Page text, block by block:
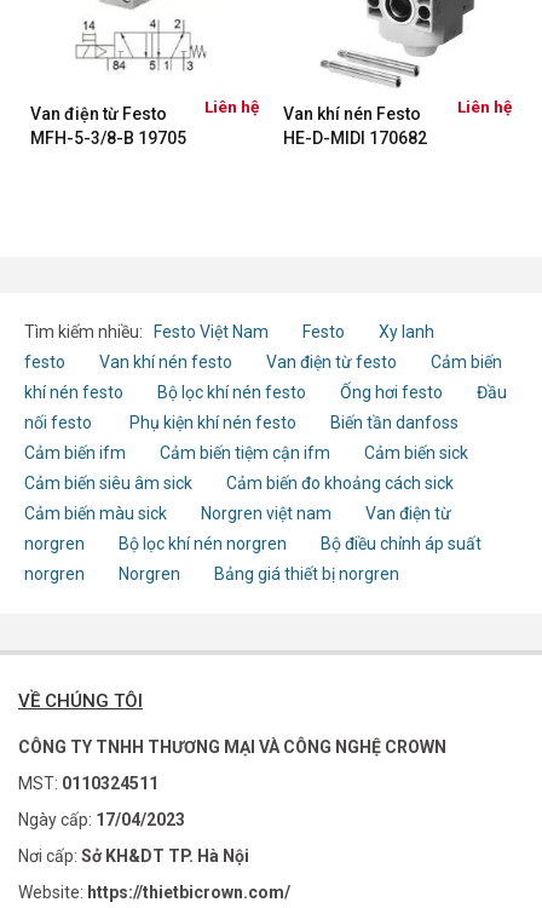
Van điện từ Festo
MFH-5-3/8-B 19705
Liên hệ
Van khí nén Festo
HE-D-MIDI 170682
Liên hệ
Tìm kiếm nhiều: Festo Việt Nam Festo
Xy lanh
festo
Van khí nén festo Van điện từ festo
Cảm biến
khí nén festo
Bộ lọc khí nén festo Ống hơi festo
Đầu
nối festo
Phụ kiện khí nén festo
Biến tần danfoss
Cảm biến ifm
Cảm biến tiệm cận ifm
Cảm biến sick
Cảm biến siêu âm sick
Cảm biến đo khoảng cách sick
Cảm biến màu sick
Norgren việt nam
Van điện từ
norgren
Bộ lọc khí nén norgren
Bộ điều chỉnh áp suất
norgren
Norgren Bảng giá thiết bị norgren
VỀ CHÚNG TÔI
CÔNG TY TNHH THƯƠNG MẠI VÀ CÔNG NGHỆ CROWN
MST: 0110324511
Ngày cấp: 17/04/2023
Nơi cấp: Sở KH&DT TP. Hà Nội
Website: https://thietbicrown.com/